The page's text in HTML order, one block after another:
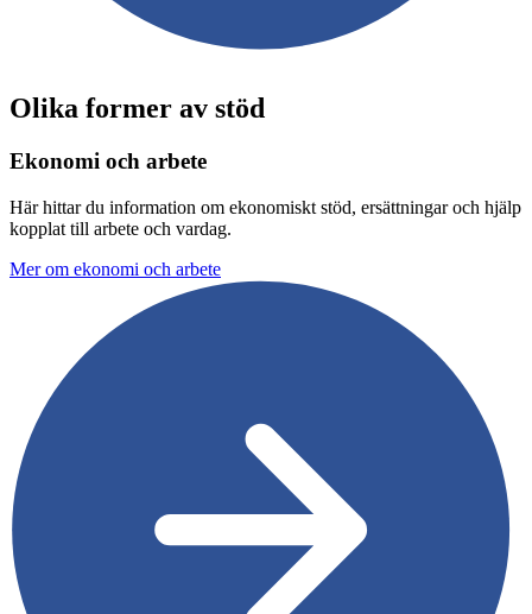
Olika former av stöd
Ekonomi och arbete
Här hittar du information om ekonomiskt stöd, ersättningar och hjälp
kopplat till arbete och vardag.
Mer om ekonomi och arbete